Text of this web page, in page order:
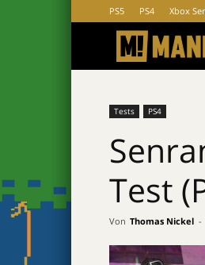
PS5 PS4 Xbox
Tests PS4
Test
Von Thomas Nickel -